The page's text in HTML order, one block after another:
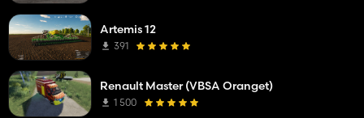
Artemis 12
391
Renault Master (VBSA Oranget)
1 500